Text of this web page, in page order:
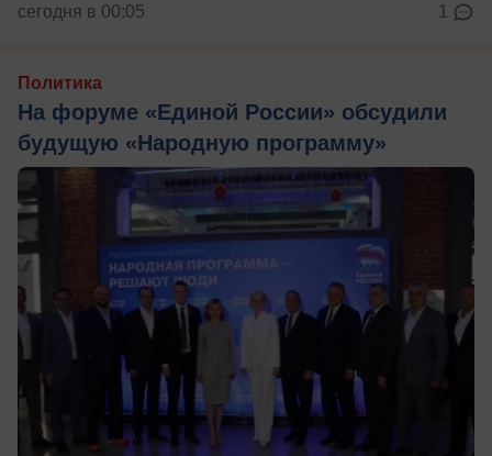
сегодня в 00:05 1
Политика
На форуме «Единой России» обсудили
будущую «Народную программу»